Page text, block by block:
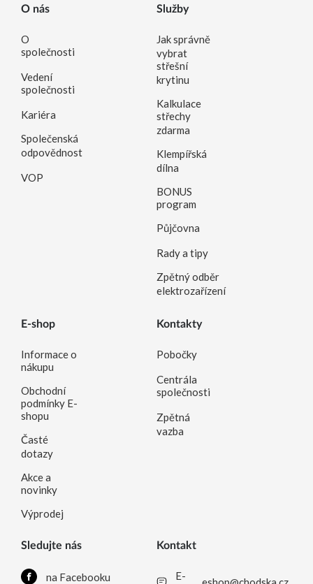
O nás
O
společnosti
Vedení
společnosti
Kariéra
Společenská
odpovědnost
VOP
Služby
Jak správně
vybrat
střešní
krytinu
Kalkulace
střechy
zdarma
Klempířská
dílna
BONUS
program
Půjčovna
Rady a tipy
Zpětný odběr
elektrozařízení
E-shop
Informace o
nákupu
Obchodní
podmínky E-
shopu
Časté
dotazy
Akce a
novinky
Výprodej
Kontakty
Pobočky
Centrála
společnosti
Zpětná
vazba
Sledujte nás
na Facebooku
Kontakt
E-